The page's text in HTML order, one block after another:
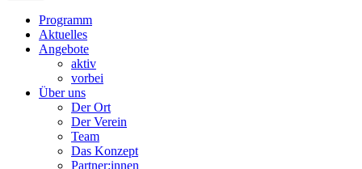
MenüProgramm
Aktuelles
Angebote
aktiv
vorbei
Über uns
Der Ort
Der Verein
Team
Das Konzept
Partner:innen